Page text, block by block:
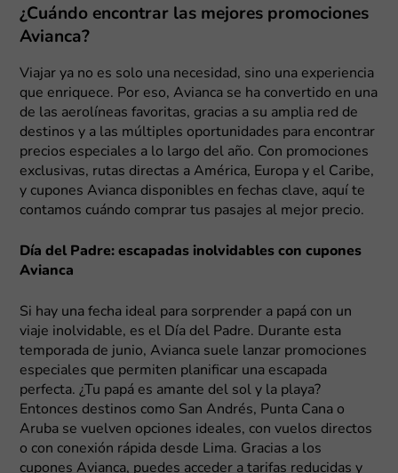
¿Cuándo encontrar las mejores promociones
Avianca?
Viajar ya no es solo una necesidad, sino una experiencia
que enriquece. Por eso, Avianca se ha convertido en una
de las aerolíneas favoritas, gracias a su amplia red de
destinos y a las múltiples oportunidades para encontrar
precios especiales a lo largo del año. Con promociones
exclusivas, rutas directas a América, Europa y el Caribe,
y cupones Avianca disponibles en fechas clave, aquí te
contamos cuándo comprar tus pasajes al mejor precio.
Día del Padre: escapadas inolvidables con cupones
Avianca
Si hay una fecha ideal para sorprender a papá con un
viaje inolvidable, es el Día del Padre. Durante esta
temporada de junio, Avianca suele lanzar promociones
especiales que permiten planificar una escapada
perfecta. ¿Tu papá es amante del sol y la playa?
Entonces destinos como San Andrés, Punta Cana o
Aruba se vuelven opciones ideales, con vuelos directos
o con conexión rápida desde Lima. Gracias a los
cupones Avianca, puedes acceder a tarifas reducidas y